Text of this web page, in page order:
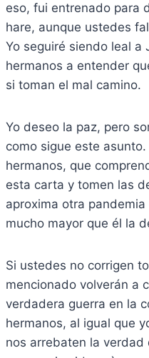
eso, fui entrenado para
hare, aunque ustedes
Yo seguiré siendo leal a
hermanos a entender
si toman el mal camino.
Yo deseo la paz, pero
como sigue este
hermanos, que
esta carta y tomen las
aproxima otra
mucho mayor que él la
Si ustedes no corrigen
mencionado volverán a
verdadera guerra en la
hermanos, al igual que
nos arrebaten la